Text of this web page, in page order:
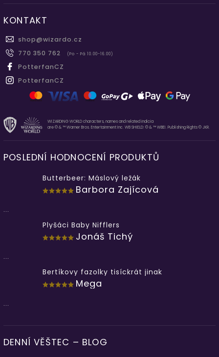
KONTAKT
shop@wizardo.cz
770 350 762
(Po - Pá 10.00-16.00)
PotterfanCZ
PotterfanCZ
WIZARDING WORLD characters, names and related indicia
are © & ™ Warner Bros. Entertainment Inc. WB SHIELD: © & ™ WBEI. Publishing Rights © JKR.
POSLEDNÍ HODNOCENÍ PRODUKTŮ
Butterbeer: Máslový ležák
Barbora Zajícová
...
Plyšáci Baby Nifflers
Jonáš Tichý
...
Bertíkovy fazolky tisíckrát jinak
Mega
...
DENNÍ VĚŠTEC – BLOG